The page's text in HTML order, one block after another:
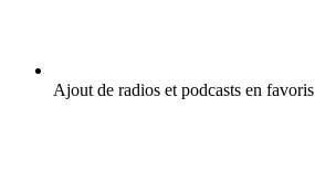
Ajout de radios et podcasts en favoris